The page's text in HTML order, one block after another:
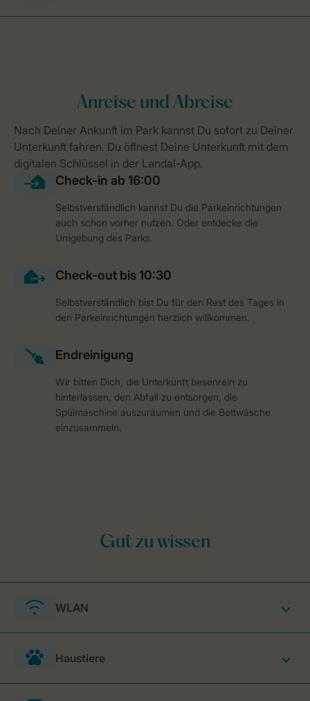
Selbstverständlich kannst Du die Parkeinrichtungen
auch schon vorher nutzen. Oder entdecke die
Umgebung des Parks.
Selbstverständlich bist Du für den Rest des Tages in
den Parkeinrichtungen herzlich willkommen.
Wir bitten Dich, die Unterkunft besenrein zu
hinterlassen, den Abfall zu entsorgen, die
Spülmaschine auszuräumen und die Bettwäsche
einzusammeln.
WLAN
Haustiere